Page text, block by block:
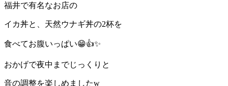
福井で有名なお店の
イカ丼と、天然ウナギ丼の2杯を
食べてお腹いっぱい😁👍✨
おかげで夜中までじっくりと
音の調整を楽しめましたw